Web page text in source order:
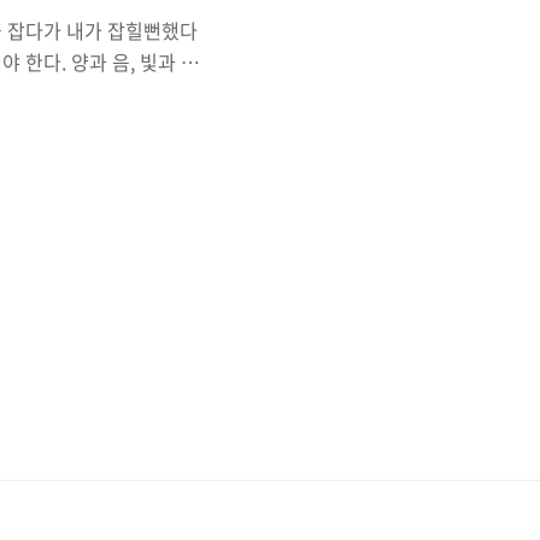
다가 내가 잡힐뻔했다
한다. 양과 음, 빛과 어
는 것이다. 문자열에